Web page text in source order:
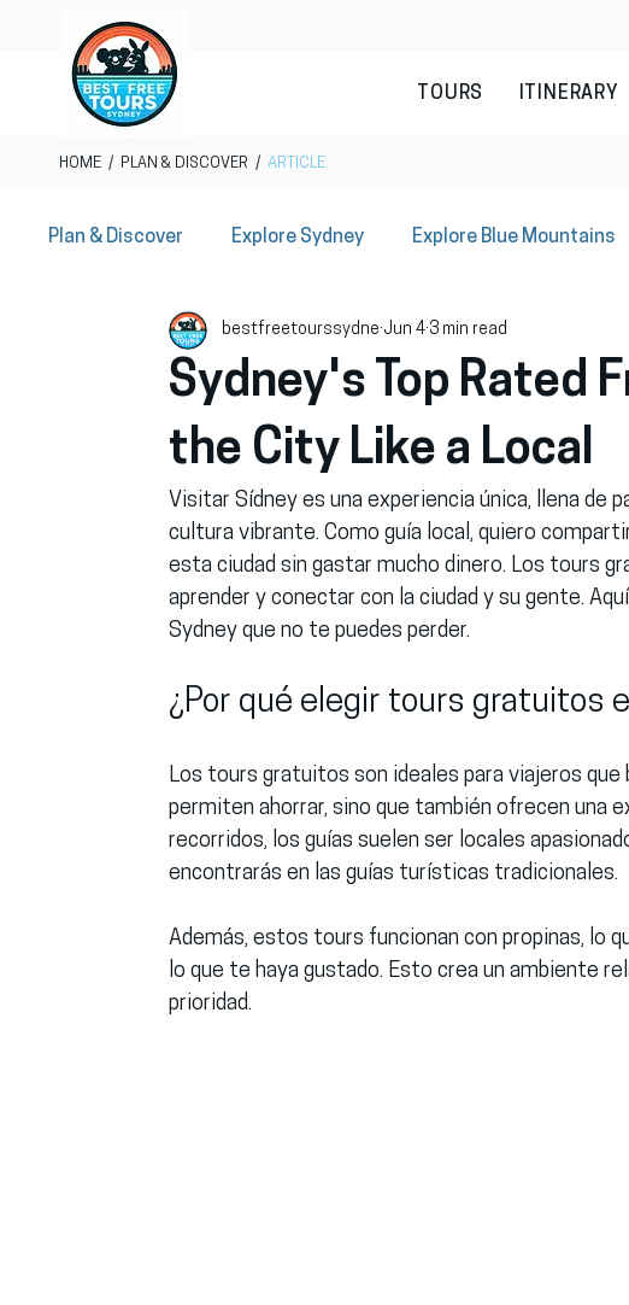
TOURS ITINERARY
HOME / PLAN & DISCOVER / ARTICLE
Plan & Discover Explore Sydney Explore Blue Mountains
Sydney Local Offers
Sydney's Top Rated
the City Like a Local
bestfreetourssydne Jun 4 3 min read
Visitar Sídney es una experiencia única, llena de
cultura vibrante. Como guía local, quiero
esta ciudad sin gastar mucho dinero. Los tours
aprender y conectar con la ciudad y su gente.
Sydney que no te puedes perder.
¿Por qué elegir tours gratuitos
Los tours gratuitos son ideales para viajeros
permiten ahorrar, sino que también ofrecen una
recorridos, los guías suelen ser locales
encontrarás en las guías turísticas tradicionales.
Además, estos tours funcionan con propinas, lo
lo que te haya gustado. Esto crea un ambiente
prioridad.